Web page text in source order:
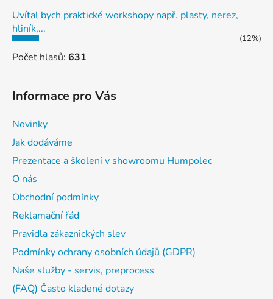
Uvítal bych praktické workshopy např. plasty, nerez,
hliník,...
(12%)
Počet hlasů: 631
Informace pro Vás
Novinky
Jak dodáváme
Prezentace a školení v showroomu Humpolec
O nás
Obchodní podmínky
Reklamační řád
Pravidla zákaznických slev
Podmínky ochrany osobních údajů (GDPR)
Naše služby - servis, preprocess
(FAQ) Často kladené dotazy